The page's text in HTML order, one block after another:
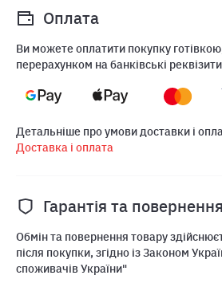
Оплата
Ви можете оплатити покупку
перерахунком на банківські
Детальніше про умови доставки і
Доставка і оплата
Гарантія та повернення
Обмін та повернення товару
після покупки, згідно із Законом
споживачів України"